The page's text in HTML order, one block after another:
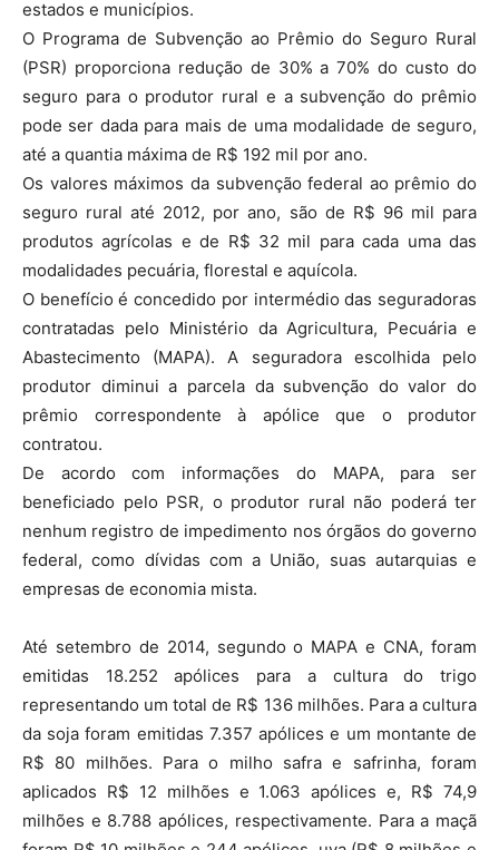
estados e municípios.
O Programa de Subvenção ao Prêmio do Seguro Rural
(PSR) proporciona redução de 30% a 70% do custo do
seguro para o produtor rural e a subvenção do prêmio
pode ser dada para mais de uma modalidade de seguro,
até a quantia máxima de R$ 192 mil por ano.
Os valores máximos da subvenção federal ao prêmio do
seguro rural até 2012, por ano, são de R$ 96 mil para
produtos agrícolas e de R$ 32 mil para cada uma das
modalidades pecuária, florestal e aquícola.
O benefício é concedido por intermédio das seguradoras
contratadas pelo Ministério da Agricultura, Pecuária e
Abastecimento (MAPA). A seguradora escolhida pelo
produtor diminui a parcela da subvenção do valor do
prêmio correspondente à apólice que o produtor
contratou.
De acordo com informações do MAPA, para ser
beneficiado pelo PSR, o produtor rural não poderá ter
nenhum registro de impedimento nos órgãos do governo
federal, como dívidas com a União, suas autarquias e
empresas de economia mista.
Até setembro de 2014, segundo o MAPA e CNA, foram
emitidas 18.252 apólices para a cultura do trigo
representando um total de R$ 136 milhões. Para a cultura
da soja foram emitidas 7.357 apólices e um montante de
R$ 80 milhões. Para o milho safra e safrinha, foram
aplicados R$ 12 milhões e 1.063 apólices e, R$ 74,9
milhões e 8.788 apólices, respectivamente. Para a maçã